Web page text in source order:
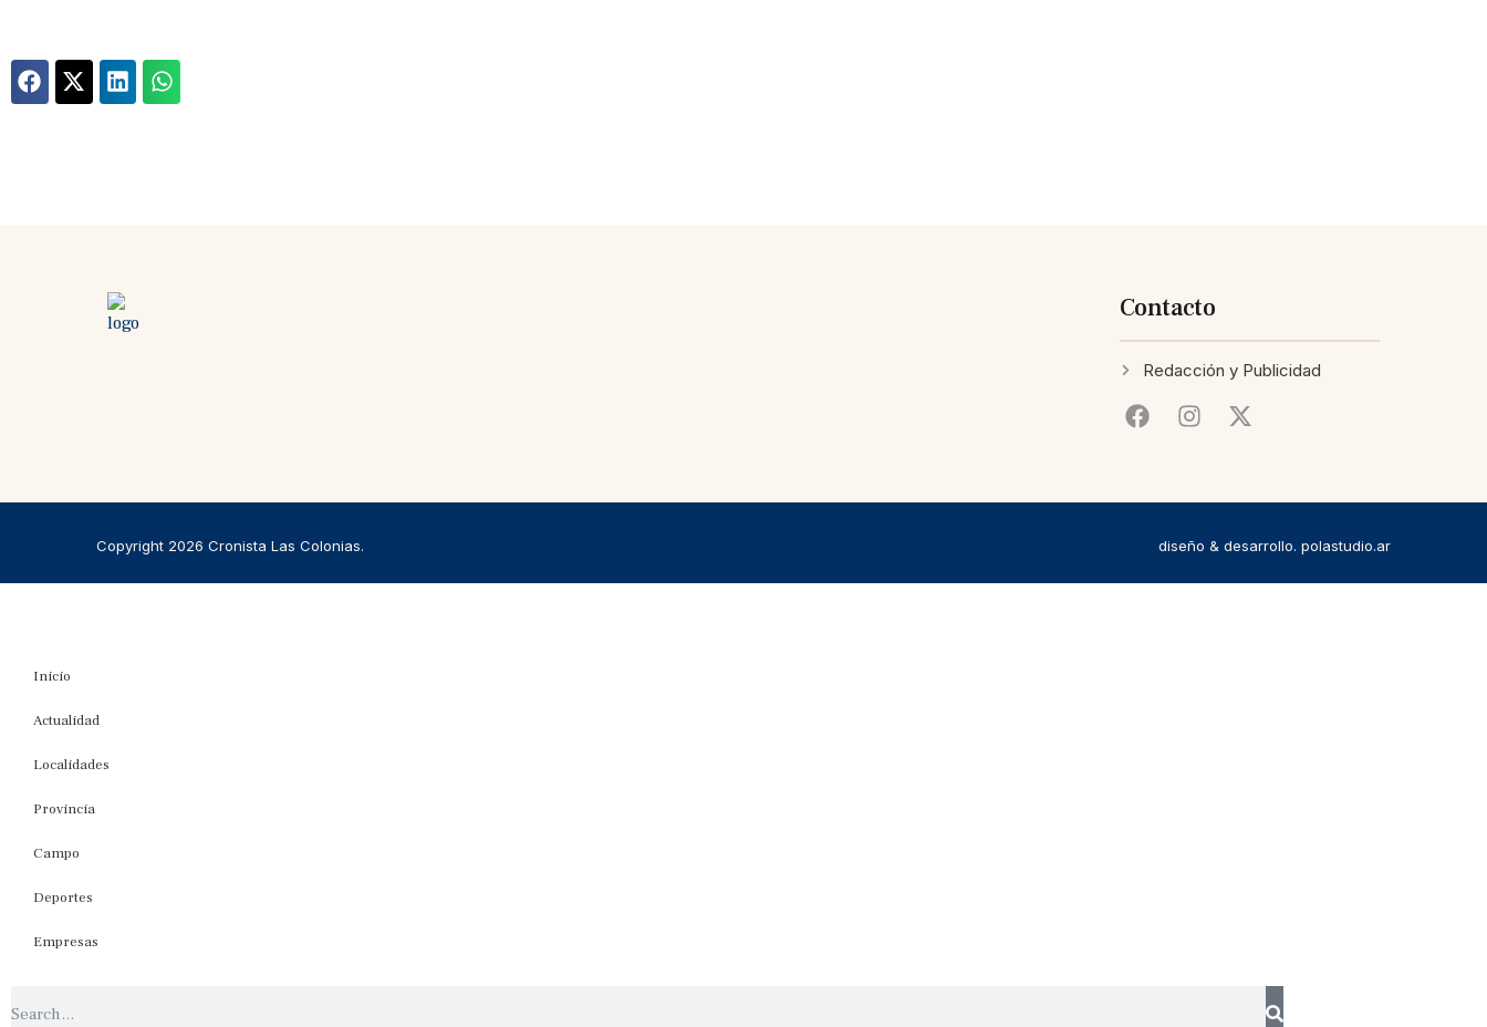
Contacto
Redacción y Publicidad
Copyright 2026 Cronista Las Colonias. diseño & desarrollo. polastudio.ar
Inicio
Actualidad
Localidades
Provincia
Campo
Deportes
Empresas